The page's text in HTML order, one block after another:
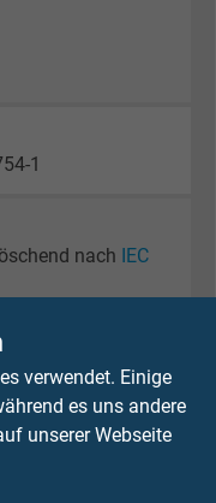
verwendet. Einige
es uns andere
unserer Webseite
1
nach
IEC
erfüllt -
Brandgasen